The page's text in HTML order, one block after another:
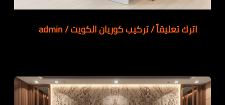
اترك تعليقاً/تركيب كوريان الكويت/
admin